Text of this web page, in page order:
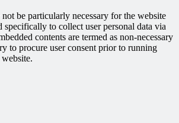
be particularly necessary for the website
specifically to collect user personal data via
contents are termed as non-necessary
to procure user consent prior to running